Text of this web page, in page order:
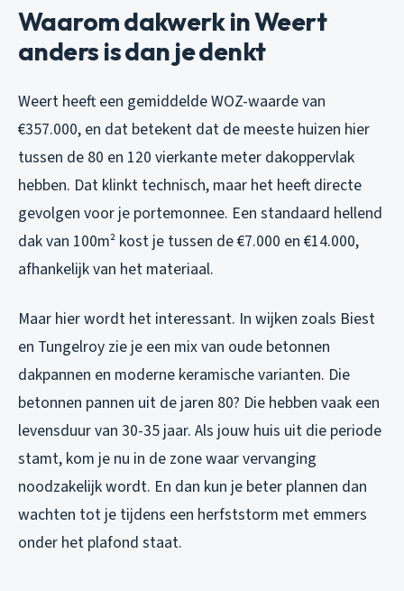
Waarom dakwerk in Weert
anders is dan je denkt
Weert heeft een gemiddelde WOZ-waarde van
€357.000, en dat betekent dat de meeste huizen hier
tussen de 80 en 120 vierkante meter dakoppervlak
hebben. Dat klinkt technisch, maar het heeft directe
gevolgen voor je portemonnee. Een standaard hellend
dak van 100m² kost je tussen de €7.000 en €14.000,
afhankelijk van het materiaal.
Maar hier wordt het interessant. In wijken zoals Biest
en Tungelroy zie je een mix van oude betonnen
dakpannen en moderne keramische varianten. Die
betonnen pannen uit de jaren 80? Die hebben vaak een
levensduur van 30-35 jaar. Als jouw huis uit die periode
stamt, kom je nu in de zone waar vervanging
noodzakelijk wordt. En dan kun je beter plannen dan
wachten tot je tijdens een herfststorm met emmers
onder het plafond staat.